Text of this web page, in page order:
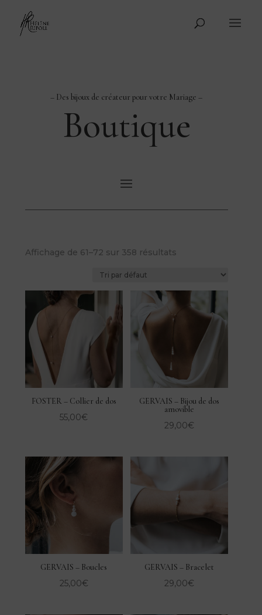
– Des bijoux de créateur pour votre Mariage –
Boutique
Affichage de 61–72 sur 358 résultats
FOSTER – Collier de dos
55,00€
GERVAIS – Bijou de dos
amovible
29,00€
GERVAIS – Boucles
25,00€
GERVAIS – Bracelet
29,00€